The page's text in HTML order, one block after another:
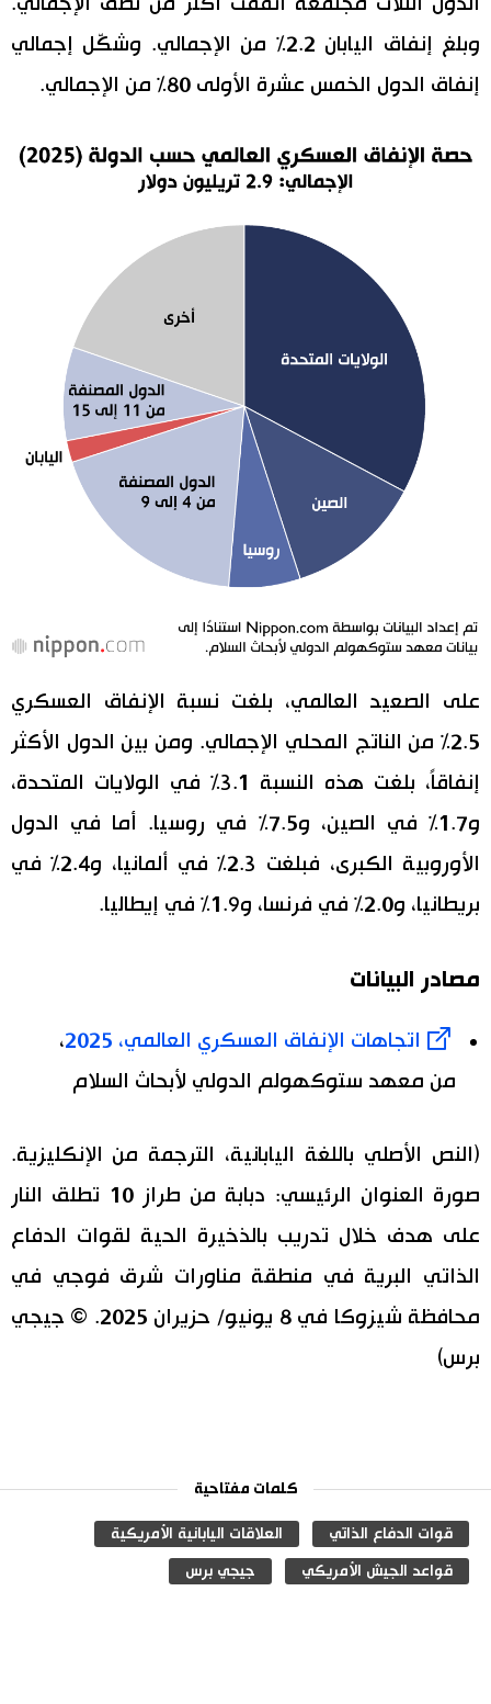
وبلغ إنفاق اليابان 2.2% من الإجمالي. وشكّل إجمالي
إنفاق الدول الخمس عشرة الأولى 80% من الإجمالي.
على الصعيد العالمي، بلغت نسبة الإنفاق العسكري
2.5% من الناتج المحلي الإجمالي. ومن بين الدول الأكثر
إنفاقاً، بلغت هذه النسبة 3.1% في الولايات المتحدة،
و1.7% في الصين، و7.5% في روسيا. أما في الدول
الأوروبية الكبرى، فبلغت 2.3% في ألمانيا، و2.4% في
بريطانيا، و2.0% في فرنسا، و1.9% في إيطاليا.
مصادر البيانات
اتجاهات الإنفاق العسكري العالمي، 2025
،
من معهد ستوكهولم الدولي لأبحاث السلام
(النص الأصلي باللغة اليابانية، الترجمة من الإنكليزية.
صورة العنوان الرئيسي: دبابة من طراز 10 تطلق النار
على هدف خلال تدريب بالذخيرة الحية لقوات الدفاع
الذاتي البرية في منطقة مناورات شرق فوجي في
محافظة شيزوكا في 8 يونيو/ حزيران 2025. © جيجي
برس)
كلمات مفتاحية
قوات الدفاع الذاتي العلاقات اليابانية الأمريكية
قواعد الجيش الأمريكي جيجي برس